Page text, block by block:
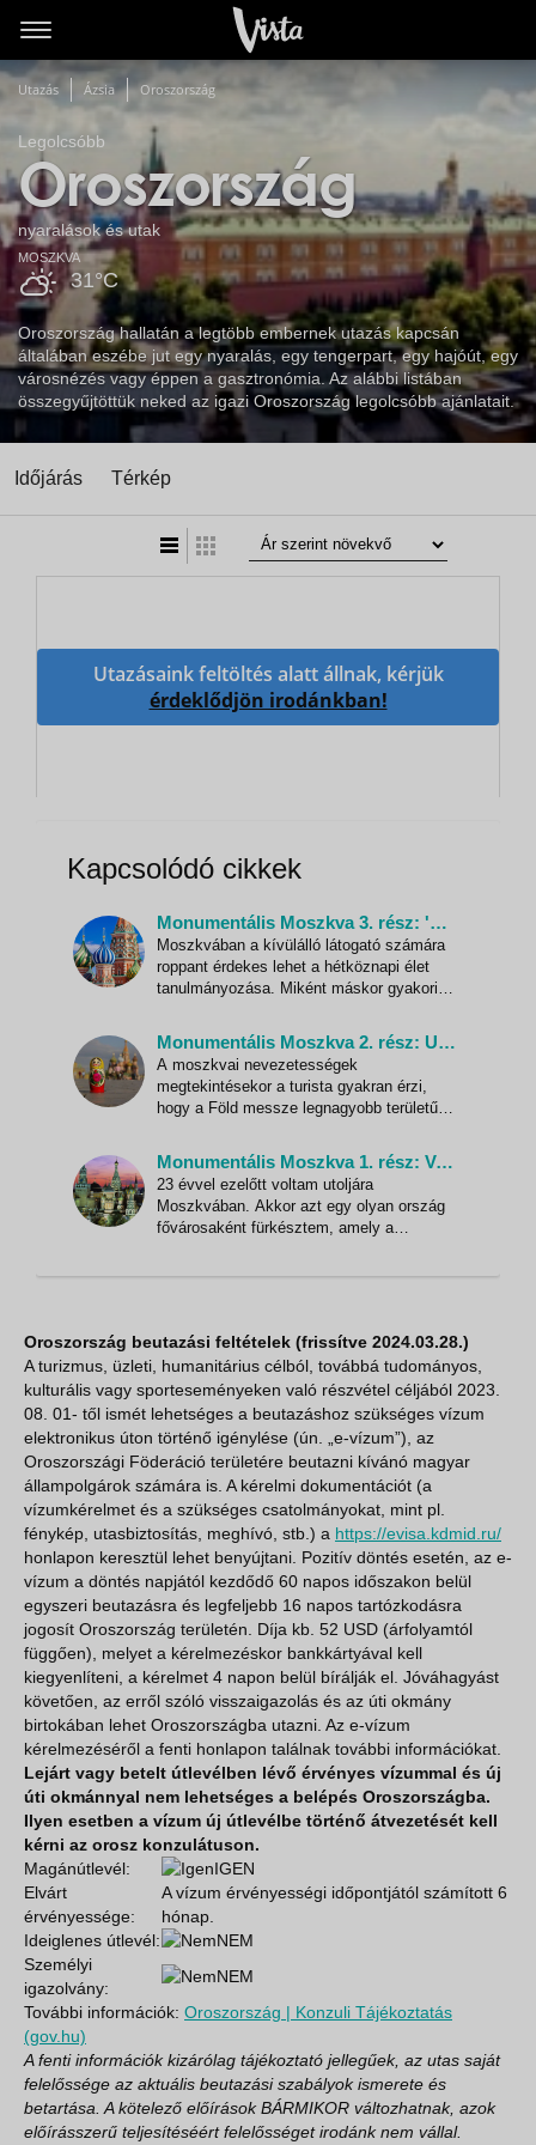
Utazás Ázsia Oroszország
Legolcsóbb
Oroszország
nyaralások és utak
31°C
MOSZKVA
Oroszország hallatán a legtöbb embernek utazás kapcsán
általában eszébe jut egy nyaralás, egy tengerpart, egy hajóút, egy
városnézés vagy éppen a gasztronómia. Az alábbi listában
összegyűjtöttük neked az igazi Oroszország legolcsóbb ajánlatait.
Időjárás Térkép
Utazásaink feltöltés alatt állnak, kérjük
érdeklődjön irodánkban!
Kapcsolódó cikkek
Monumentális Moszkva 3. rész: 'Újorosz' virtus
Moszkvában a kívülálló látogató számára
roppant érdekes lehet a hétköznapi élet
tanulmányozása. Miként máskor gyakori
szorgalmasan kerestük az alkalmat, hogy -
akár felületesen is - belelássunk helyi
társadalom rétegjelenségeibe. Ez érdekes
volt és szórakoztató. Ár
Monumentális Moszkva 2. rész: Uszodából székesegyház
A moszkvai nevezetességek
megtekintésekor a turista gyakran érzi,
hogy a Föld messze legnagyobb területű
gyakran a világtörténelem szempontjából
is nagy ívű események zajlottak.
Megilletődik az utazó, ahogy érzékeli a
látottak alapján azt a hatalmas súlyt, jelen
Monumentális Moszkva 1. rész: Vadhajtás a Kutuzov sugárúton
23 évvel ezelőtt voltam utoljára
Moszkvában. Akkor azt egy olyan ország
fővárosaként fürkésztem, amely a
akkor számomra némileg elsikkadtak a
Oroszország beutazási feltételek (frissítve 2024.03.28.)
A turizmus, üzleti, humanitárius célból, továbbá tudományos,
kulturális vagy sporteseményeken való részvétel céljából 2023.
08. 01- től ismét lehetséges a beutazáshoz szükséges vízum
elektronikus úton történő igénylése (ún. „e-vízum”), az
Oroszországi Föderáció területére beutazni kívánó magyar
állampolgárok számára is. A kérelmi dokumentációt (a
vízumkérelmet és a szükséges csatolmányokat, mint pl.
fénykép, utasbiztosítás, meghívó, stb.) a https://evisa.kdmid.ru/
honlapon keresztül lehet benyújtani. Pozitív döntés esetén, az e-
vízum a döntés napjától kezdődő 60 napos időszakon belül
egyszeri beutazásra és legfeljebb 16 napos tartózkodásra
jogosít Oroszország területén. Díja kb. 52 USD (árfolyamtól
függően), melyet a kérelmezéskor bankkártyával kell
kiegyenlíteni, a kérelmet 4 napon belül bírálják el. Jóváhagyást
követően, az erről szóló visszaigazolás és az úti okmány
birtokában lehet Oroszországba utazni. Az e-vízum
kérelmezéséről a fenti honlapon találnak további információkat.
Lejárt vagy betelt útlevélben lévő érvényes vízummal és új
úti okmánnyal nem lehetséges a belépés Oroszországba.
Ilyen esetben a vízum új útlevélbe történő átvezetését kell
kérni az orosz konzulátuson.
Magánútlevél:
Elvárt
érvényessége:
IGEN
A vízum érvényességi időpontjától számított 6
hónap.
Ideiglenes útlevél:
NEM
Személyi
igazolvány:
NEM
További információk: Oroszország | Konzuli Tájékoztatás
(gov.hu)
A fenti információk kizárólag tájékoztató jellegűek, az utas saját
felelőssége az aktuális beutazási szabályok ismerete és
betartása. A kötelező előírások BÁRMIKOR változhatnak, azok
előírásszerű teljesítéséért felelősséget irodánk nem vállal.